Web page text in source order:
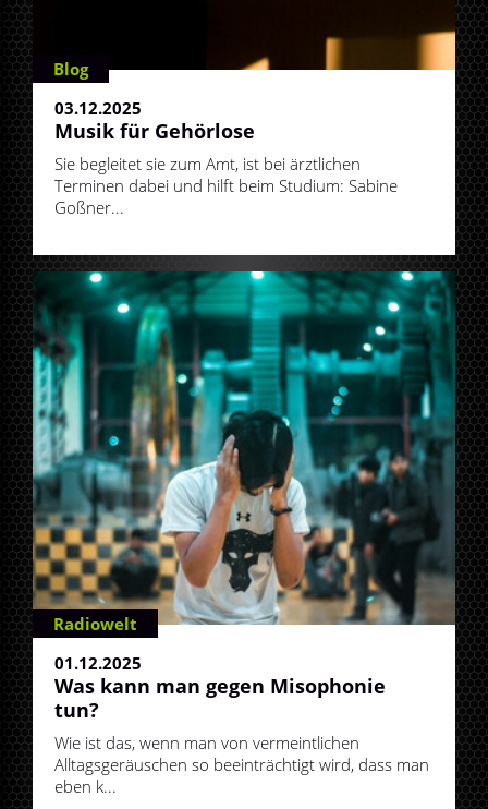
Blog
03.12.2025
Musik für Gehörlose
Sie begleitet sie zum Amt, ist bei ärztlichen
Terminen dabei und hilft beim Studium: Sabine
Goßner...
Radiowelt
01.12.2025
Was kann man gegen Misophonie
tun?
Wie ist das, wenn man von vermeintlichen
Alltagsgeräuschen so beeinträchtigt wird, dass man
eben k...